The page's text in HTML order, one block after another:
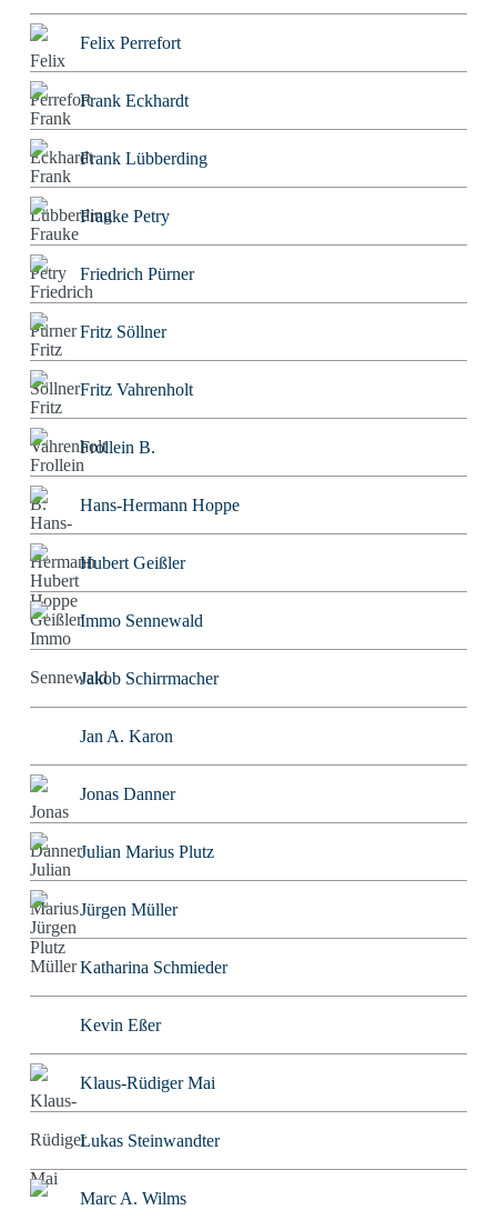
Felix Perrefort
Frank Eckhardt
Frank Lübberding
Frauke Petry
Friedrich Pürner
Fritz Söllner
Fritz Vahrenholt
Frollein B.
Hans-Hermann Hoppe
Hubert Geißler
Immo Sennewald
Jakob Schirrmacher
Jan A. Karon
Jonas Danner
Julian Marius Plutz
Jürgen Müller
Katharina Schmieder
Kevin Eßer
Klaus-Rüdiger Mai
Lukas Steinwandter
Marc A. Wilms